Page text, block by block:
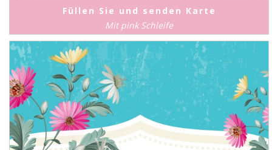
Füllen Sie und senden Karte
Mit pink Schleife